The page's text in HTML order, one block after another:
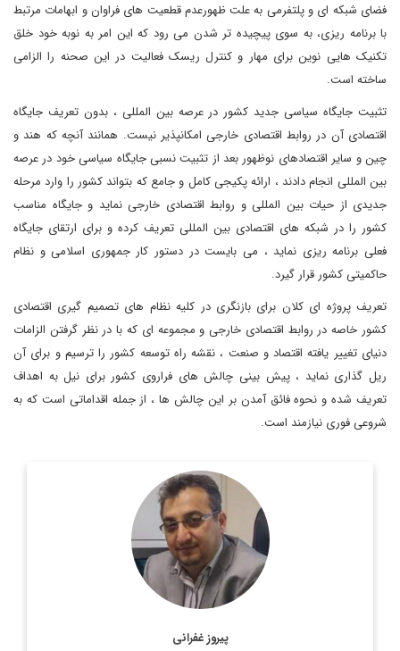
فضای شبکه ای و پلتفرمی به علت ظهورعدم قطعیت های فراوان و ابهامات مرتبط
با برنامه ریزی، به سوی پیچیده تر شدن می رود که این امر به نوبه خود خلق
تکنیک هایی نوین برای مهار و کنترل ریسک فعالیت در این صحنه را الزامی
ساخته است.
تثبیت جایگاه سیاسی جدید کشور در عرصه بین المللی ، بدون تعریف جایگاه
اقتصادی آن در روابط اقتصادی خارجی امکانپذیر نیست. همانند آنچه که هند و
چین و سایر اقتصادهای نوظهور بعد از تثبیت نسبی جایگاه سیاسی خود در عرصه
بین المللی انجام دادند ، ارائه پکیجی کامل و جامع که بتواند کشور را وارد مرحله
جدیدی از حیات بین المللی و روابط اقتصادی خارجی نماید و جایگاه مناسب
کشور را در شبکه های اقتصادی بین المللی تعریف کرده و برای ارتقای جایگاه
فعلی برنامه ریزی نماید ، می بایست در دستور کار جمهوری اسلامی و نظام
حاکمیتی کشور قرار گیرد.
تعریف پروژه ای کلان برای بازنگری در کلیه نظام های تصمیم گیری اقتصادی
کشور خاصه در روابط اقتصادی خارجی و مجموعه ای که با در نظر گرفتن الزامات
دنیای تغییر یافته اقتصاد و صنعت ، نقشه راه توسعه کشور را ترسیم و برای آن
ریل گذاری نماید ، پیش بینی چالش های فراروی کشور برای نیل به اهداف
تعریف شده و نحوه فائق آمدن بر این چالش ها ، از جمله اقداماتی است که به
شروعی فوری نیازمند است.
پیروز غفرانی
دیپلمات بازنشسته، مدیرعامل پردیس توسعه نوآوری و تجارت
شریف، مدیر امور بین‌الملل اندیشکده تحلیل گفتمان راهبردی،
مدیرعامل اسبق بنیاد دانشگاه صنعتی شریف و مشاور پیشین
کمیسون صنعت معدن و تجارت ...
اطلاعات بیشتر